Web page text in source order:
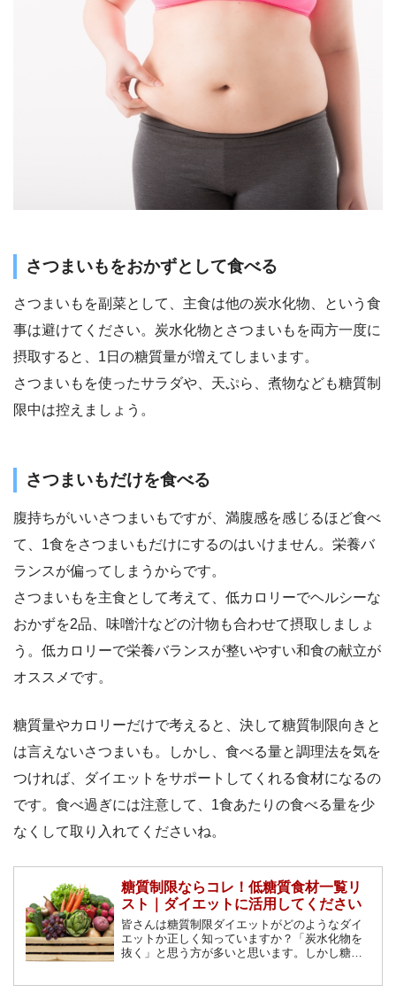
さつまいもをおかずとして食べる
さつまいもを副菜として、主食は他の炭水化物、という食
事は避けてください。炭水化物とさつまいもを両方一度に
摂取すると、1日の糖質量が増えてしまいます。
さつまいもを使ったサラダや、天ぷら、煮物なども糖質制
限中は控えましょう。
さつまいもだけを食べる
腹持ちがいいさつまいもですが、満腹感を感じるほど食べ
て、1食をさつまいもだけにするのはいけません。栄養バ
ランスが偏ってしまうからです。
さつまいもを主食として考えて、低カロリーでヘルシーな
おかずを2品、味噌汁などの汁物も合わせて摂取しましょ
う。低カロリーで栄養バランスが整いやすい和食の献立が
オススメです。
糖質量やカロリーだけで考えると、決して糖質制限向きと
は言えないさつまいも。しかし、食べる量と調理法を気を
つければ、ダイエットをサポートしてくれる食材になるの
です。食べ過ぎには注意して、1食あたりの食べる量を少
なくして取り入れてくださいね。
糖質制限ならコレ！低糖質食材一覧リ
スト｜ダイエットに活用してください
皆さんは糖質制限ダイエットがどのようなダイ
エットか正しく知っていますか？「炭水化物を
抜く」と思う方が多いと思います。しかし糖質